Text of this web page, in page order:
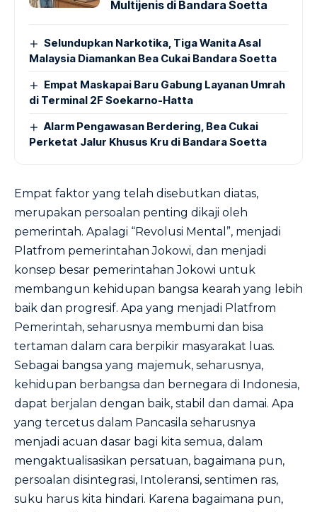
Multijenis di Bandara Soetta
Selundupkan Narkotika, Tiga Wanita Asal
Malaysia Diamankan Bea Cukai Bandara Soetta
Empat Maskapai Baru Gabung Layanan Umrah
di Terminal 2F Soekarno-Hatta
Alarm Pengawasan Berdering, Bea Cukai
Perketat Jalur Khusus Kru di Bandara Soetta
Empat faktor yang telah disebutkan diatas,
merupakan persoalan penting dikaji oleh
pemerintah. Apalagi “Revolusi Mental”, menjadi
Platfrom pemerintahan Jokowi, dan menjadi
konsep besar pemerintahan Jokowi untuk
membangun kehidupan bangsa kearah yang lebih
baik dan progresif. Apa yang menjadi Platfrom
Pemerintah, seharusnya membumi dan bisa
tertaman dalam cara berpikir masyarakat luas.
Sebagai bangsa yang majemuk, seharusnya,
kehidupan berbangsa dan bernegara di Indonesia,
dapat berjalan dengan baik, stabil dan damai. Apa
yang tercetus dalam Pancasila seharusnya
menjadi acuan dasar bagi kita semua, dalam
mengaktualisasikan persatuan, bagaimana pun,
persoalan disintegrasi, Intoleransi, sentimen ras,
suku harus kita hindari. Karena bagaimana pun,